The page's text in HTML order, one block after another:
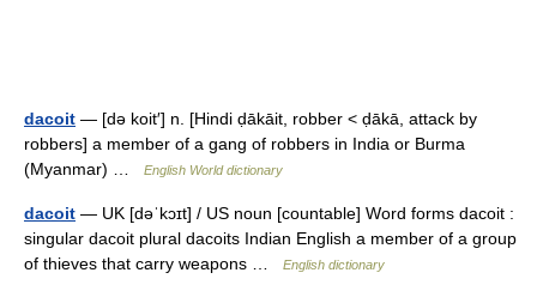
dacoit — [də koit′] n. [Hindi ḍākāit, robber < ḍākā, attack by
robbers] a member of a gang of robbers in India or Burma
(Myanmar) …
English World dictionary
dacoit — UK [dəˈkɔɪt] / US noun [countable] Word forms dacoit :
singular dacoit plural dacoits Indian English a member of a group
of thieves that carry weapons …
English dictionary